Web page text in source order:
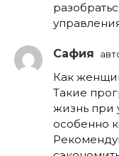
Сафия
Как
Такие
жизнь при
особенно